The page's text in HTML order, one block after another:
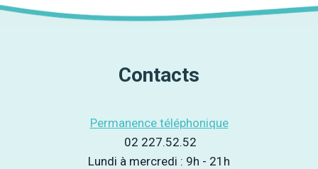
À
Contacts
Permanence téléphonique
02 227.52.52
Lundi à mercredi : 9h - 21h